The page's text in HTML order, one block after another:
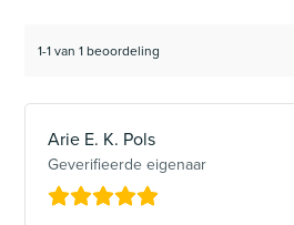
1-1 van 1 beoordeling
Arie E. K. Pols
Geverifieerde eigenaar